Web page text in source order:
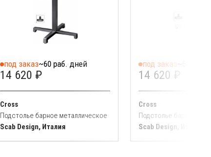
под заказ~60 раб. дней
14 620 ₽
Cross
Подстолье барное металлическое
Scab Design, Италия
под заказ
14 620 ₽
Cross
Подстолье барное
Scab Design, Италия